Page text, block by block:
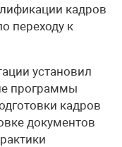
кадров
переходу к
установил
программы
кадров
документов